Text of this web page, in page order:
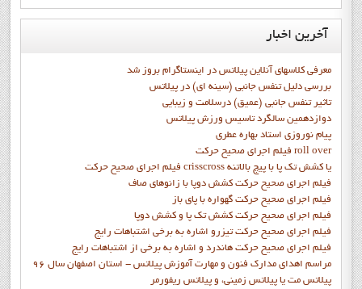
آخرین اخبار
معرفی کلاسهای آنلاین پیلاتس در اینستاگرام بروز شد
بررسی دلیل تنفس جانبی (سینه ای) در پیلاتس
تاثیر تنفس جانبی (عمیق) درسلامت و زیبایی
دوازدهمين سالگرد تاسيس ورزش پيلاتس
پيام نوروزي استاد بهاره عطري
فيلم اجراي صحيح حرکت roll over
فيلم اجراي صحيح حركت crisscross يا كشش تك پا با پيچ بالاتنه
فيلم اجراي صحيح حرکت كشش دوپا با زانوهاي صاف
فيلم اجراي صحيح حرکت گهواره با پاي باز
فيلم اجراي صحيح حرکت کشش تک پا و کشش دوپا
فيلم اجراي صحيح حرکت تيزرو اشاره به برخي اشتباهات رايج
فيلم اجراي صحيح حرکت هاندرد و اشاره به برخي از اشتباهات رايج
مراسم اهدای مدارک فنون و مهارت آموزش پیلاتس - استان اصفهان سال 96
پیلاتس مت یا پیلاتس زمینی، و پیلاتس ریفورمر